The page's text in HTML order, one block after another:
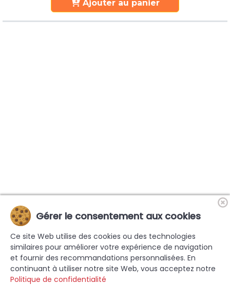
Ajouter au panier
Gérer le consentement aux cookies
Ce site Web utilise des cookies ou des technologies
similaires pour améliorer votre expérience de navigation
et fournir des recommandations personnalisées. En
continuant à utiliser notre site Web, vous acceptez notre
Politique de confidentialité